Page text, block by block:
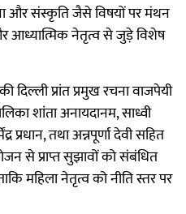
और संस्कृति जैसे विषयों पर मंथन
आध्यात्मिक नेतृत्व से जुड़े विशेष
दिल्ली प्रांत प्रमुख रचना वाजपेयी
शांता अनायदानम, साध्वी
प्रधान, तथा अन्नपूर्णा देवी सहित
से प्राप्त सुझावों को संबंधित
महिला नेतृत्व को नीति स्तर पर